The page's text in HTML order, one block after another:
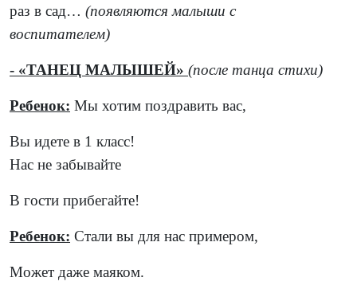
раз в сад… (появляются малыши с
воспитателем)
- «ТАНЕЦ МАЛЫШЕЙ» (после танца стихи)
Ребенок: Мы хотим поздравить вас,
Вы идете в 1 класс!
Нас не забывайте
В гости прибегайте!
Ребенок: Стали вы для нас примером,
Может даже маяком.